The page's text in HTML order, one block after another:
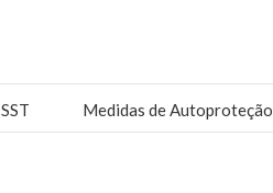
SST Medidas de Autoproteção